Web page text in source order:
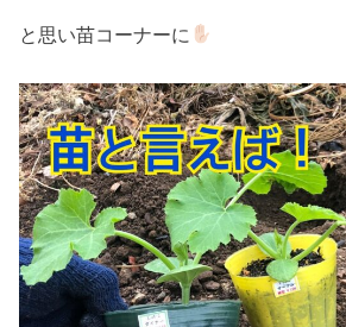
と思い苗コーナーに